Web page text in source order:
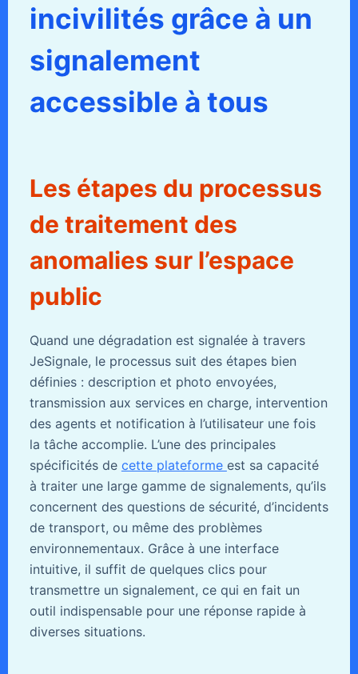
incivilités grâce à un
signalement
accessible à tous
Les étapes du processus
de traitement des
anomalies sur l’espace
public
Quand une dégradation est signalée à travers
JeSignale, le processus suit des étapes bien
définies : description et photo envoyées,
transmission aux services en charge, intervention
des agents et notification à l’utilisateur une fois
la tâche accomplie. L’une des principales
spécificités de cette plateforme est sa capacité
à traiter une large gamme de signalements, qu’ils
concernent des questions de sécurité, d’incidents
de transport, ou même des problèmes
environnementaux. Grâce à une interface
intuitive, il suffit de quelques clics pour
transmettre un signalement, ce qui en fait un
outil indispensable pour une réponse rapide à
diverses situations.